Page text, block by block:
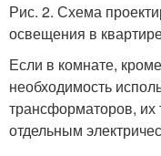
Рис. 2. Схема
освещения в
Если в комнате,
необходимость
трансформаторов, их
отдельным